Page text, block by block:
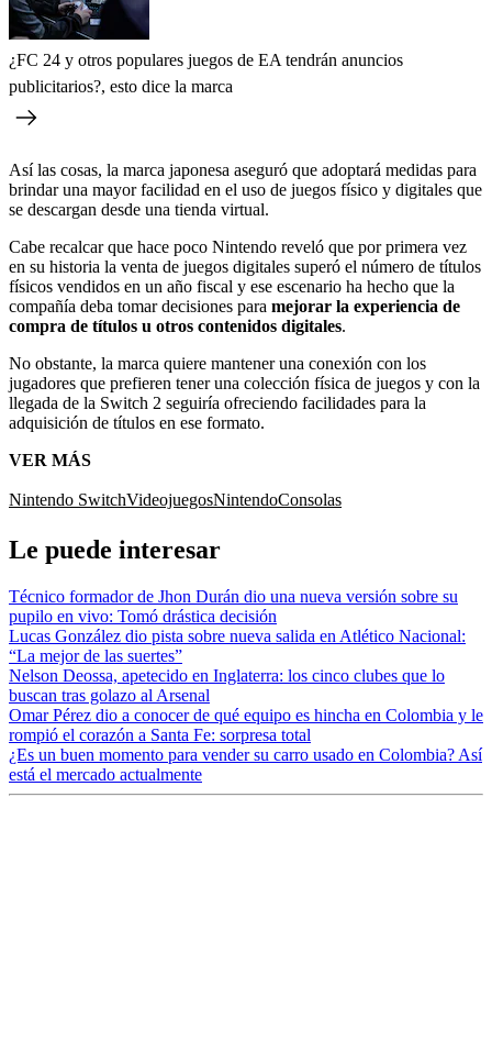
¿FC 24 y otros populares juegos de EA tendrán anuncios
publicitarios?, esto dice la marca
Así las cosas, la marca japonesa aseguró que adoptará medidas para
brindar una mayor facilidad en el uso de juegos físico y digitales que
se descargan desde una tienda virtual.
Cabe recalcar que hace poco Nintendo reveló que por primera vez
en su historia la venta de juegos digitales superó el número de títulos
físicos vendidos en un año fiscal y ese escenario ha hecho que la
compañía deba tomar decisiones para mejorar la experiencia de
compra de títulos u otros contenidos digitales.
No obstante, la marca quiere mantener una conexión con los
jugadores que prefieren tener una colección física de juegos y con la
llegada de la Switch 2 seguiría ofreciendo facilidades para la
adquisición de títulos en ese formato.
VER MÁS
Nintendo SwitchVideojuegosNintendoConsolas
Le puede interesar
Técnico formador de Jhon Durán dio una nueva versión sobre su
pupilo en vivo: Tomó drástica decisión
Lucas González dio pista sobre nueva salida en Atlético Nacional:
“La mejor de las suertes”
Nelson Deossa, apetecido en Inglaterra: los cinco clubes que lo
buscan tras golazo al Arsenal
Omar Pérez dio a conocer de qué equipo es hincha en Colombia y le
rompió el corazón a Santa Fe: sorpresa total
¿Es un buen momento para vender su carro usado en Colombia? Así
está el mercado actualmente